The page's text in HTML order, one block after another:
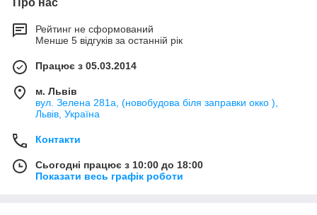
Про нас
Рейтинг не сформований
Менше 5 відгуків за останній рік
Працює з 05.03.2014
м. Львів
вул. Зелена 281а, (новобудова біля заправки окко ),
Львів, Україна
Контакти
Сьогодні працює з 10:00 до 18:00
Показати весь графік роботи